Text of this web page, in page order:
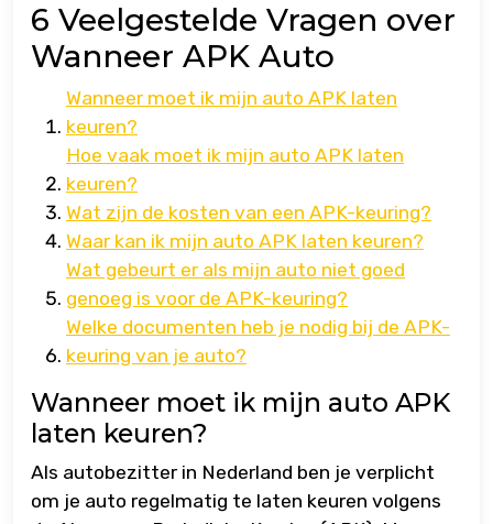
6 Veelgestelde Vragen over
Wanneer APK Auto
Wanneer moet ik mijn auto APK laten
keuren?
Hoe vaak moet ik mijn auto APK laten
keuren?
Wat zijn de kosten van een APK-keuring?
Waar kan ik mijn auto APK laten keuren?
Wat gebeurt er als mijn auto niet goed
genoeg is voor de APK-keuring?
Welke documenten heb je nodig bij de APK-
keuring van je auto?
Wanneer moet ik mijn auto APK
laten keuren?
Als autobezitter in Nederland ben je verplicht
om je auto regelmatig te laten keuren volgens